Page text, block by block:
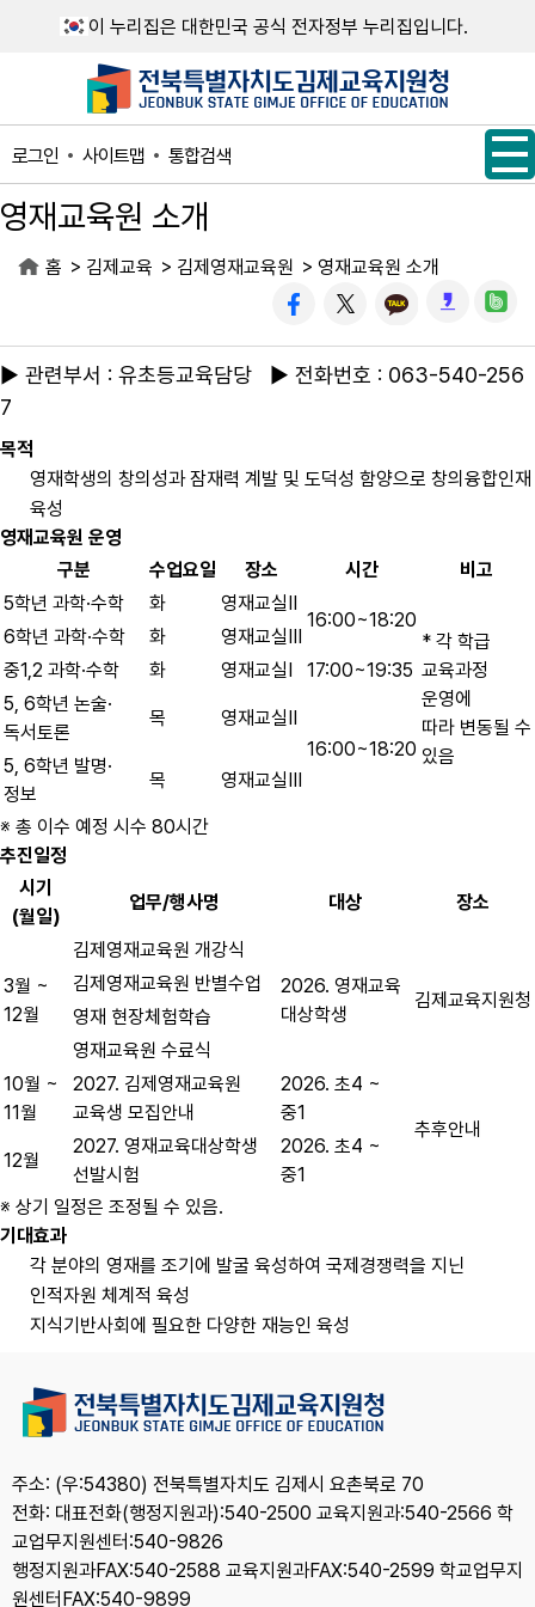
이 누리집은 대한민국 공식 전자정부 누리집입니다.
로그인 사이트맵 통합검색
영재교육원 소개
홈 > 김제교육 > 김제영재교육원 > 영재교육원 소개
▶ 관련부서 : 유초등교육담당 ▶ 전화번호 : 063-540-256
7
목적
영재학생의 창의성과 잠재력 계발 및 도덕성 함양으로 창의융합인재
육성
영재교육원 운영
구분
수업요일 장소 시간
비고
5학년 과학·수학
화 영재교실Ⅱ
16:00~18:20
* 각 학급
교육과정
운영에
따라 변동될 수
있음
6학년 과학·수학 화
영재교실Ⅲ
중1,2 과학·수학
화 영재교실Ⅰ
17:00~19:35
5, 6학년 논술·
독서토론
목
영재교실Ⅱ
16:00~18:20
5, 6학년 발명·
정보
목 영재교실Ⅲ
※ 총 이수 예정 시수 80시간
추진일정
시기
(월일)
업무/행사명 대상 장소
3월 ~
12월
김제영재교육원 개강식
2026. 영재교육
대상학생
김제교육지원청
김제영재교육원 반별수업
영재 현장체험학습
영재교육원 수료식
10월 ~
11월
2027. 김제영재교육원
교육생 모집안내
2026. 초4 ~
중1
추후안내
12월
2027. 영재교육대상학생
선발시험
2026. 초4 ~
중1
※ 상기 일정은 조정될 수 있음.
기대효과
각 분야의 영재를 조기에 발굴 육성하여 국제경쟁력을 지닌
인적자원 체계적 육성
지식기반사회에 필요한 다양한 재능인 육성
주소: (우:54380) 전북특별자치도 김제시 요촌북로 70
전화: 대표전화(행정지원과):540-2500 교육지원과:540-2566 학
교업무지원센터:540-9826
행정지원과FAX:540-2588 교육지원과FAX:540-2599 학교업무지
원센터FAX:540-9899